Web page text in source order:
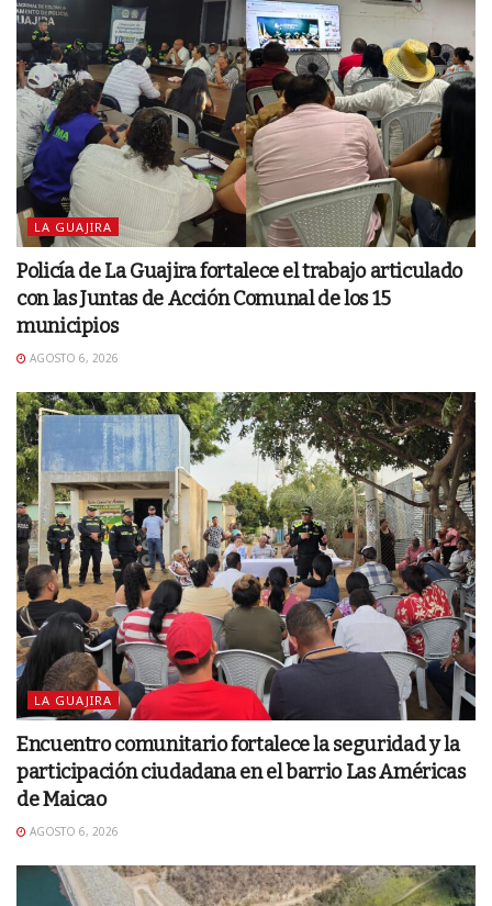
LA GUAJIRA
Policía de La Guajira fortalece el trabajo articulado
con las Juntas de Acción Comunal de los 15
municipios
AGOSTO 6, 2026
LA GUAJIRA
Encuentro comunitario fortalece la seguridad y la
participación ciudadana en el barrio Las Américas
de Maicao
AGOSTO 6, 2026